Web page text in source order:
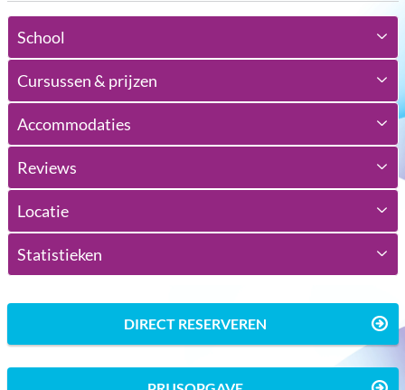
School
Cursussen & prijzen
Accommodaties
Reviews
Locatie
Statistieken
DIRECT RESERVEREN